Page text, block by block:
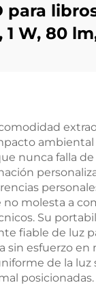
para
1 W, 80
nunca falla
molesta a
Su
fiable de luz
sin esfuerzo
de la